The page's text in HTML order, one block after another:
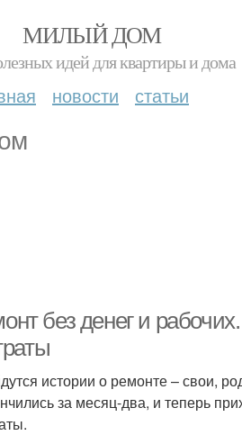
МИЛЫЙ ДОМ
идей для квартиры и дома
новости статьи
без денег и
истории о ремонте – свои,
за месяц-два, и теперь